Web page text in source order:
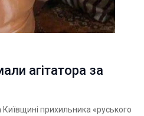
агітатора за
прихильника «руського